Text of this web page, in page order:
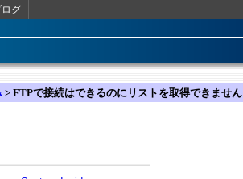
ログ
> FTPで接続はできるのにリストを取得できません